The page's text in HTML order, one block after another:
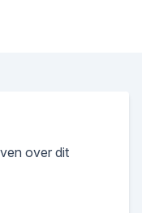
over dit